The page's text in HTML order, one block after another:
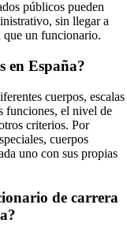
públicos pueden
sin llegar a
que un funcionario.
en España?
cuerpos, escalas
funciones, el nivel de
criterios. Por
cuerpos
uno con sus propias
de carrera